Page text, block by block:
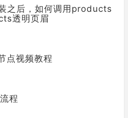
之后，如何调用products
透明页眉
点视频教程
程